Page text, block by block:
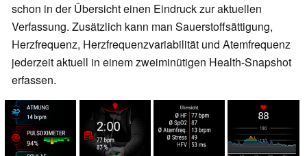
schon in der Übersicht einen Eindruck zur aktuellen
Verfassung. Zusätzlich kann man Sauerstoffsättigung,
Herzfrequenz, Herzfrequenzvariabilität und Atemfrequenz
jederzeit aktuell in einem zweiminütigen Health-Snapshot
erfassen.